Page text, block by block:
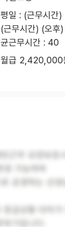
평일 : (근무시간
(근무시간) (오
균근무시간 : 40
월급 2,420,000